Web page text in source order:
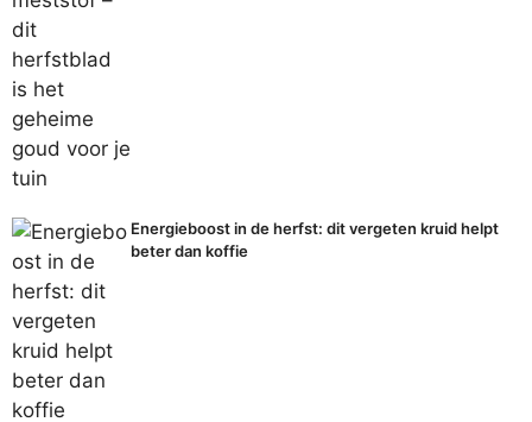
Energieboost in de herfst: dit vergeten kruid helpt
beter dan koffie